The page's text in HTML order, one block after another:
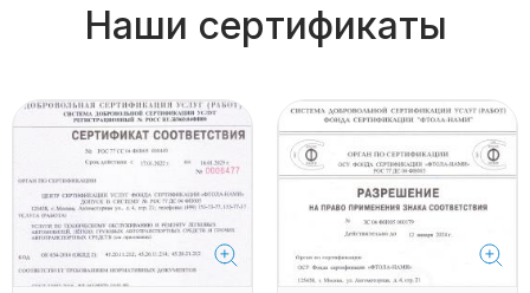
Наши сертификаты